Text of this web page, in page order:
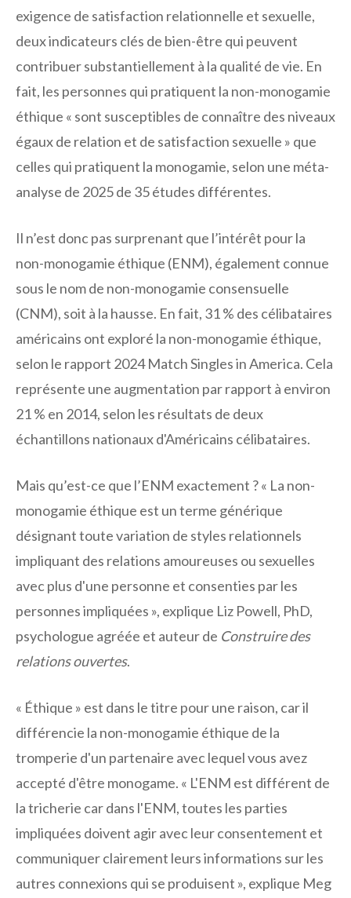
exigence de satisfaction relationnelle et sexuelle,
deux indicateurs clés de bien-être qui peuvent
contribuer substantiellement à la qualité de vie. En
fait, les personnes qui pratiquent la non-monogamie
éthique « sont susceptibles de connaître des niveaux
égaux de relation et de satisfaction sexuelle » que
celles qui pratiquent la monogamie, selon une méta-
analyse de 2025 de 35 études différentes.
Il n’est donc pas surprenant que l’intérêt pour la
non-monogamie éthique (ENM), également connue
sous le nom de non-monogamie consensuelle
(CNM), soit à la hausse. En fait, 31 % des célibataires
américains ont exploré la non-monogamie éthique,
selon le rapport 2024 Match Singles in America. Cela
représente une augmentation par rapport à environ
21 % en 2014, selon les résultats de deux
échantillons nationaux d'Américains célibataires.
Mais qu’est-ce que l’ENM exactement ? « La non-
monogamie éthique est un terme générique
désignant toute variation de styles relationnels
impliquant des relations amoureuses ou sexuelles
avec plus d'une personne et consenties par les
personnes impliquées », explique Liz Powell, PhD,
psychologue agréée et auteur de Construire des
relations ouvertes.
« Éthique » est dans le titre pour une raison, car il
différencie la non-monogamie éthique de la
tromperie d'un partenaire avec lequel vous avez
accepté d'être monogame. « L'ENM est différent de
la tricherie car dans l'ENM, toutes les parties
impliquées doivent agir avec leur consentement et
communiquer clairement leurs informations sur les
autres connexions qui se produisent », explique Meg